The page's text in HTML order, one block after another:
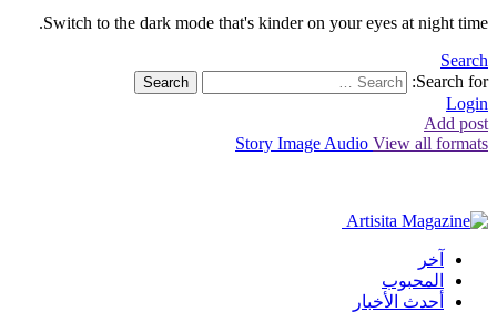
Switch to the dark mode that's kinder on your eyes at night time.
Search
Search for:
Search
Login
Add post
Story Image Audio View all formats
آخر
المحبوب
أحدث الأخبار